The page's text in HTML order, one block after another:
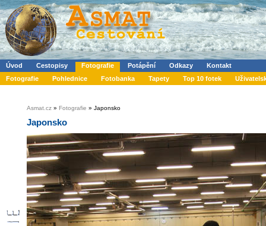
Úvod Cestopisy Fotografie Potápění Odkazy
Kontakt
Fotografie
Pohlednice Fotobanka Tapety Top 10 fotek
Asmat.cz » Fotografie » Japonsko
Japonsko